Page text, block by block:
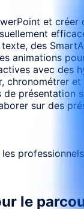
et
des
animations
avec des
chronométrer
présentation
sur des
le